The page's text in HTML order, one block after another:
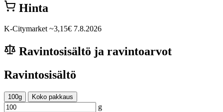
Hinta
K-Citymarket ~3,15€ 7.8.2026
Ravintosisältö ja ravintoarvot
Ravintosisältö
100g Koko pakkaus
g